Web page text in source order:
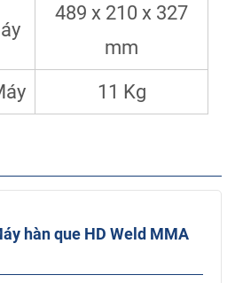
489 x 210 x 327
mm
11 Kg
hàn que HD Weld MMA